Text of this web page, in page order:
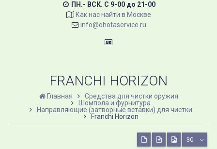
ПН.- ВСК. C 9-00 до 21-00
Как нас найти в Москве
info@ohotaservice.ru
FRANCHI HORIZON
Главная
Средства для чистки оружия
Шомпола и фурнитура
Направляющие (затворные вставки) для чистки
Franchi Horizon
30